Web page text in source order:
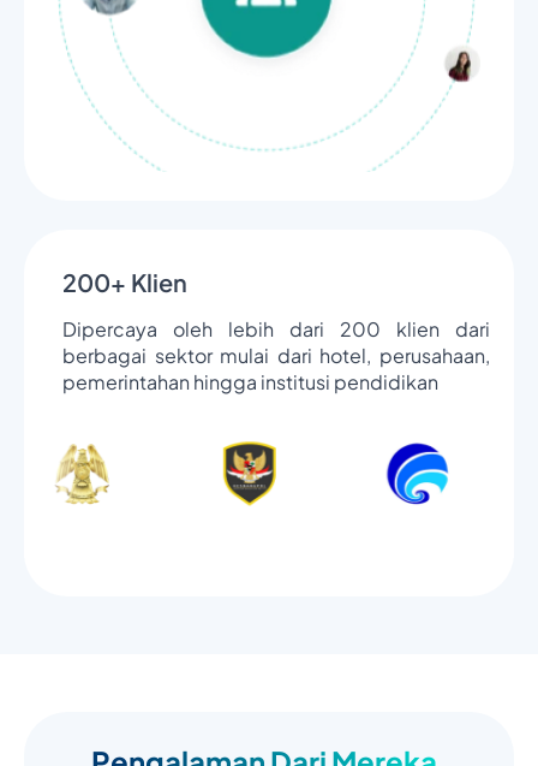
200+ Klien
Dipercaya oleh lebih dari 200 klien dari
berbagai sektor mulai dari hotel, perusahaan,
pemerintahan hingga institusi pendidikan